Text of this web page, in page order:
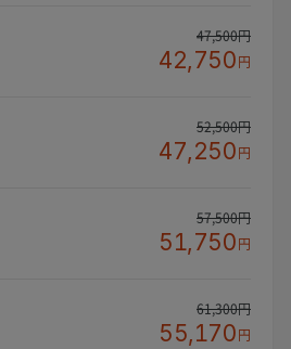
47,500円
42,750円
52,500円
47,250円
57,500円
51,750円
61,300円
55,170円